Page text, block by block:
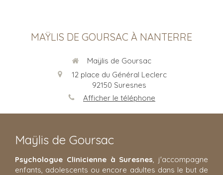
MAŸLIS DE GOURSAC À NANTERRE
Maÿlis de Goursac
12 place du Général Leclerc
92150 Suresnes
Afficher le téléphone
Maÿlis de Goursac
Psychologue Clinicienne à Suresnes, j'accompagne
enfants, adolescents ou encore adultes dans le but de